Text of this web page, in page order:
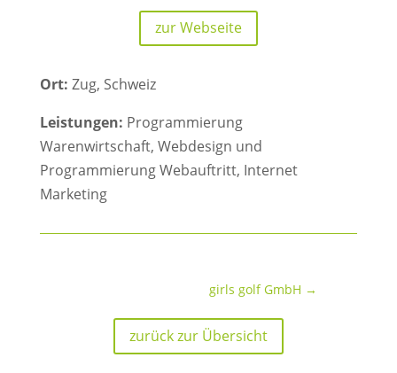
zur Webseite
Ort: Zug, Schweiz
Leistungen: Programmierung
Warenwirtschaft, Webdesign und
Programmierung Webauftritt, Internet
Marketing
girls golf GmbH →
zurück zur Übersicht